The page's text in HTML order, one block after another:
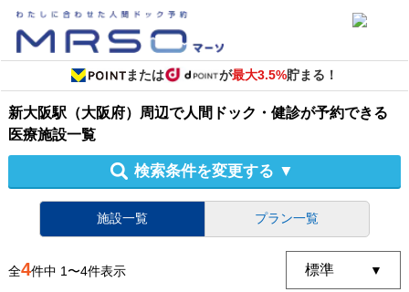
または が最大3.5%貯まる！
新大阪駅（大阪府）周辺で人間ドック・健診が予約できる
医療施設一覧
検索条件を変更する ▼
施設一覧 プラン一覧
全4件中 1〜4件表示